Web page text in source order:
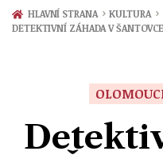
Zprávy
Přerov
Ekonomika
Ženy
Sport
HLAVNÍ STRANA › KULTURA ›
DETEKTIVNÍ ZÁHADA V